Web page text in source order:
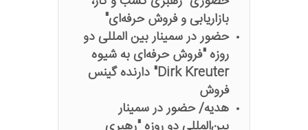
بازاریابی و فروش حرفه‌ای"
حضور در سمینار بین المللی دو
روزه "فروش حرفه‌ای به شیوه
Dirk Kreuter" دارنده گینس
فروش
هدیه/ حضور در سمینار